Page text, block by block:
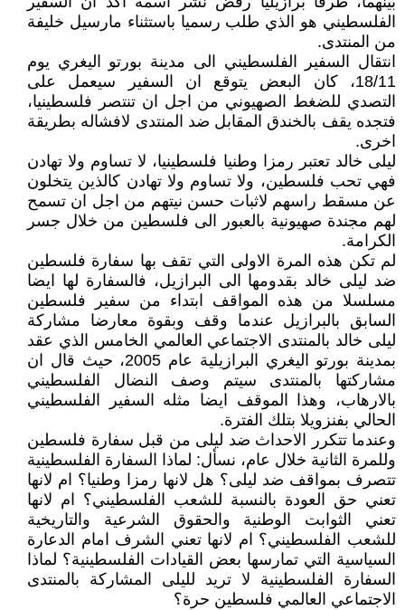
الفلسطيني هو الذي طلب رسميا باستثناء مارسيل خليفة
من المنتدى.
انتقال السفير الفلسطيني الى مدينة بورتو اليغري يوم
18/11، كان البعض يتوقع ان السفير سيعمل على
التصدي للضغط الصهيوني من اجل ان تنتصر فلسطينيا،
فتجده يقف بالخندق المقابل ضد المنتدى لافشاله بطريقة
اخرى.
ليلى خالد تعتبر رمزا وطنيا فلسطينيا، لا تساوم ولا تهادن
فهي تحب فلسطين، ولا تساوم ولا تهادن كالذين يتخلون
عن مسقط راسهم لاثبات حسن نيتهم من اجل ان تسمح
لهم مجندة صهيونية بالعبور الى فلسطين من خلال جسر
الكرامة.
لم تكن هذه المرة الاولى التي تقف بها سفارة فلسطين
ضد ليلى خالد بقدومها الى البرازيل، فالسفارة لها ايضا
مسلسلا من هذه المواقف ابتداء من سفير فلسطين
السابق بالبرازيل عندما وقف وبقوة معارضا مشاركة
ليلى خالد بالمنتدى الاجتماعي العالمي الخامس الذي عقد
بمدينة بورتو اليغري البرازيلية عام 2005، حيث قال ان
مشاركتها بالمنتدى سيتم وصف النضال الفلسطيني
بالارهاب، وهذا الموقف ايضا مثله السفير الفلسطيني
الحالي بفنزويلا بتلك الفترة.
وعندما تتكرر الاحداث ضد ليلى من قبل سفارة فلسطين
وللمرة الثانية خلال عام، نسأل: لماذا السفارة الفلسطينية
تتصرف بمواقف ضد ليلى؟ هل لانها رمزا وطنيا؟ ام لانها
تعني حق العودة بالنسبة للشعب الفلسطيني؟ ام لانها
تعني الثوابت الوطنية والحقوق الشرعية والتاريخية
للشعب الفلسطيني؟ ام لانها تعني الشرف امام الدعارة
السياسية التي تمارسها بعض القيادات الفلسطينية؟ لماذا
السفارة الفلسطينية لا تريد لليلى المشاركة بالمنتدى
الاجتماعي العالمي فلسطين حرة؟